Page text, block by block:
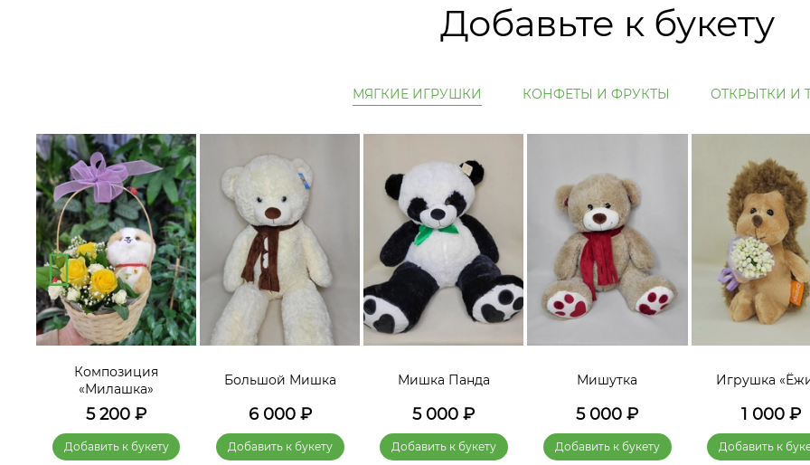
Добавьте к букету
МЯГКИЕ ИГРУШКИ КОНФЕТЫ И ФРУКТЫ ОТКРЫТКИ И
Композиция
«Милашка»
5 200 ₽
Добавить к букету
Большой Мишка
6 000₽
Добавить к букету
Мишка Панда
5 000 ₽
Добавить к букету
Мишутка
5 000 ₽
Добавить к букету
Игрушка
1 000 ₽
Добавить к